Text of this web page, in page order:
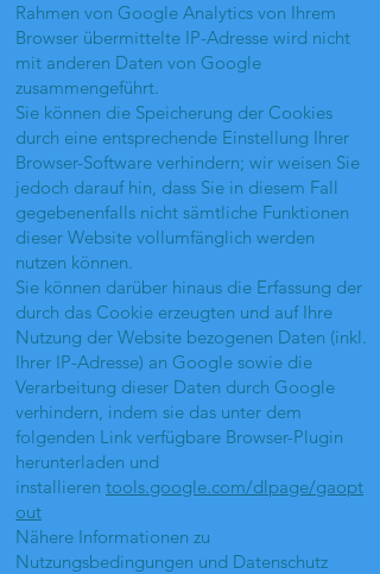
Rahmen von Google Analytics von Ihrem
Browser übermittelte IP-Adresse wird nicht
mit anderen Daten von Google
zusammengeführt.
Sie können die Speicherung der Cookies
durch eine entsprechende Einstellung Ihrer
Browser-Software verhindern; wir weisen Sie
jedoch darauf hin, dass Sie in diesem Fall
gegebenenfalls nicht sämtliche Funktionen
dieser Website vollumfänglich werden
nutzen können.
Sie können darüber hinaus die Erfassung der
durch das Cookie erzeugten und auf Ihre
Nutzung der Website bezogenen Daten (inkl.
Ihrer IP-Adresse) an Google sowie die
Verarbeitung dieser Daten durch Google
verhindern, indem sie das unter dem
folgenden Link verfügbare Browser-Plugin
herunterladen und
installieren tools.google.com/dlpage/gaopt
out
Nähere Informationen zu
Nutzungsbedingungen und Datenschutz